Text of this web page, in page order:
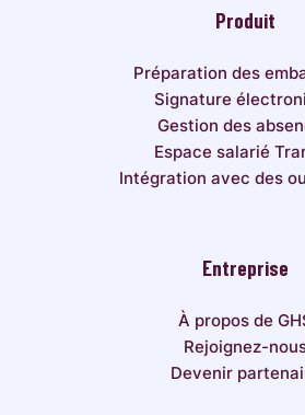
Produit
Préparation des
Signature
Gestion des
Espace salarié
Intégration avec des
Entreprise
À propos de
Rejoignez-
Devenir